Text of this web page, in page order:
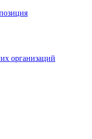
организаций